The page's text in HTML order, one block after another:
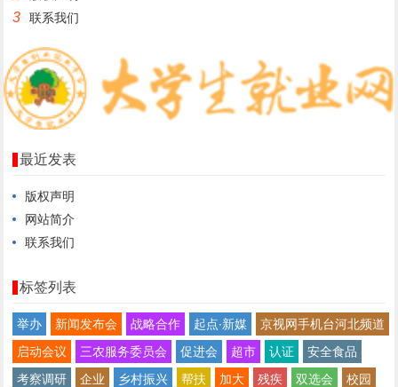
3 联系我们
最近发表
版权声明
网站简介
联系我们
标签列表
举办 新闻发布会 战略合作 起点∙新媒
京视网手机台河北频道
启动会议
三农服务委员会 促进会 超市 认证
安全食品
考察调研
企业 乡村振兴 帮扶 加大 残疾 双选会
校园